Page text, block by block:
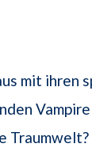
mit ihren
Traumwelt?